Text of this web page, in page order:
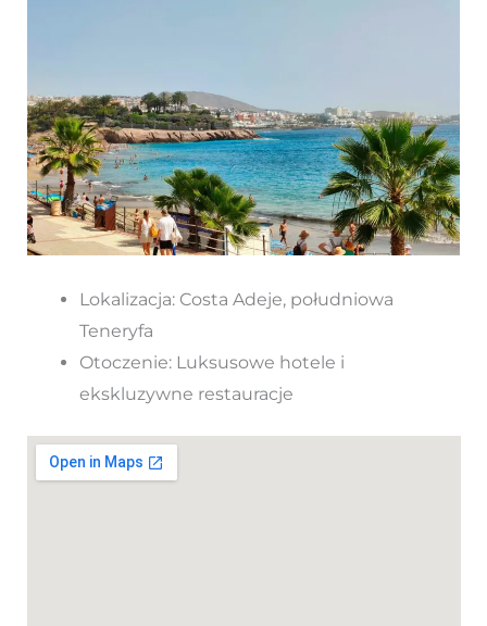
Lokalizacja: Costa Adeje, południowa
Teneryfa
Otoczenie: Luksusowe hotele i
ekskluzywne restauracje